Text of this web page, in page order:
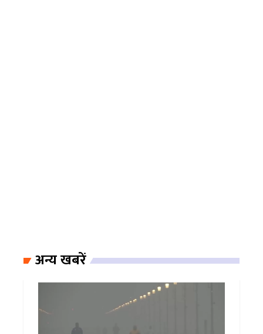
अन्य खबरें